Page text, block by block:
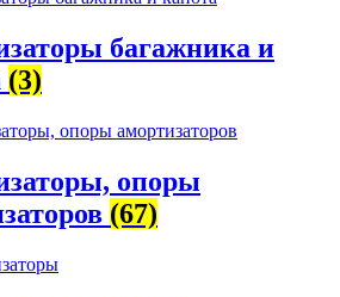
багажника и
(3)
опоры
(67)